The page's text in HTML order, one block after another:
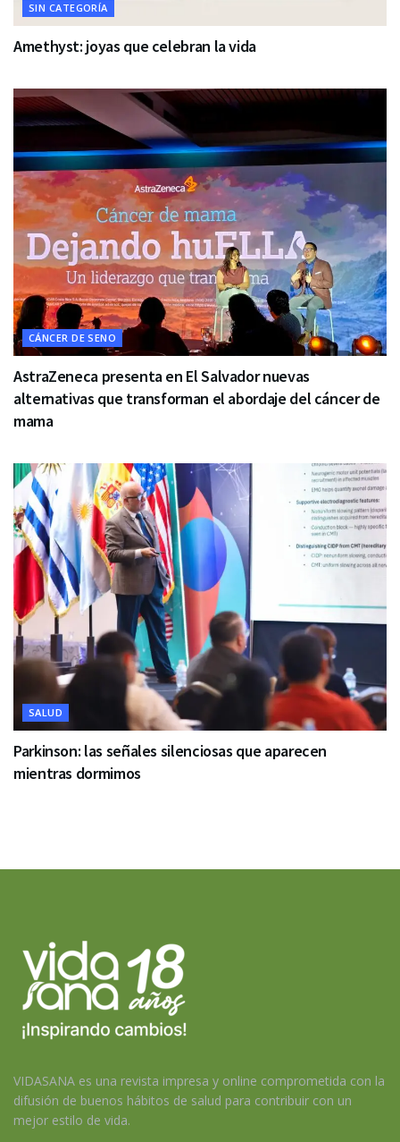
SIN CATEGORÍA
Amethyst: joyas que celebran la vida
CÁNCER DE SENO
AstraZeneca presenta en El Salvador nuevas
alternativas que transforman el abordaje del cáncer de
mama
SALUD
Parkinson: las señales silenciosas que aparecen
mientras dormimos
VIDASANA es una revista impresa y online comprometida con la
difusión de buenos hábitos de salud para contribuir con un
mejor estilo de vida.